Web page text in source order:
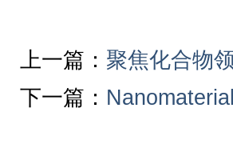
上一篇： 聚焦化合物
下一篇：